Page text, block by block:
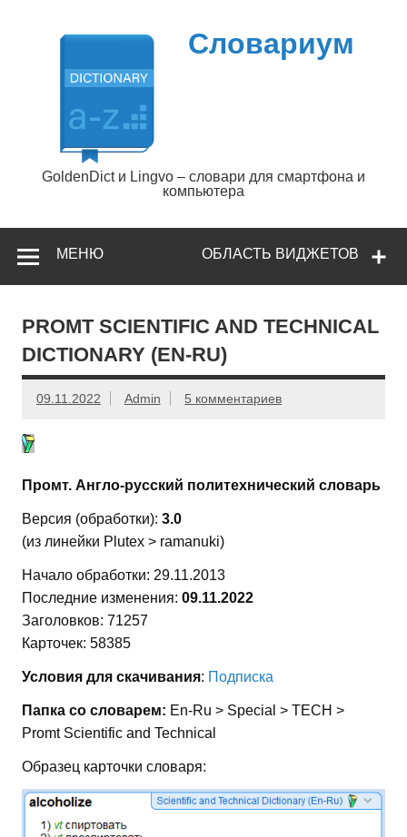
содержимому
Словариум
GoldenDict и Lingvo – словари для смартфона и
компьютера
ОБЛАСТЬ ВИДЖЕТОВ
МЕНЮ
PROMT SCIENTIFIC AND TECHNICAL
DICTIONARY (EN-RU)
09.11.2022 Admin 5 комментариев
Промт. Англо-русский политехнический словарь
Версия (обработки): 3.0
(из линейки Plutex > ramanuki)
Начало обработки: 29.11.2013
Последние изменения: 09.11.2022
Заголовков: 71257
Карточек: 58385
Условия для скачивания: Подписка
Папка со словарем: En-Ru > Special > TECH >
Promt Scientific and Technical
Образец карточки словаря: